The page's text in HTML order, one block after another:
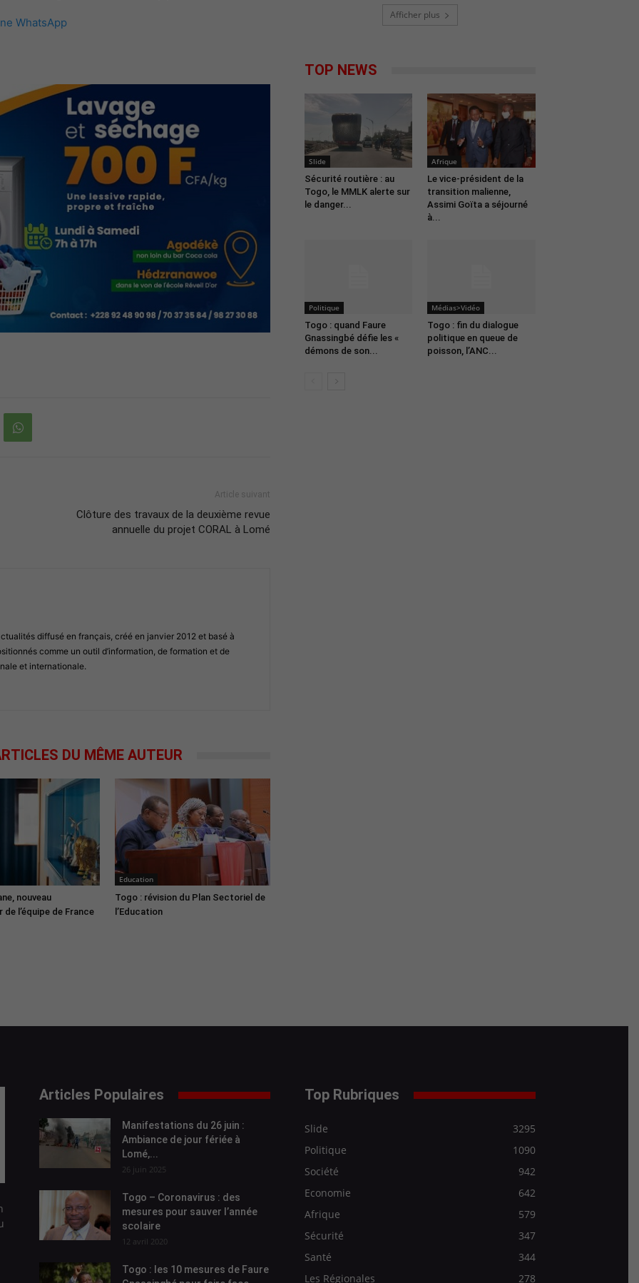
WhatsApp
Article suivant
Clôture des travaux de la deuxième revue
annuelle du projet CORAL à Lomé
diffusé en français, créé en janvier 2012 et basé à
comme un outil d’information, de formation et de
et internationale.
DU MÊME AUTEUR
nouveau
l’équipe de France
Education
Togo : révision du Plan Sectoriel de
l’Education
Afficher plus
TOP NEWS
Slide
Sécurité routière : au
Togo, le MMLK alerte sur
le danger...
Afrique
Le vice-président de la
transition malienne,
Assimi Goïta a séjourné
à...
Politique
Togo : quand Faure
Gnassingbé défie les «
démons de son...
Médias>Vidéo
Togo : fin du dialogue
politique en queue de
poisson, l’ANC...
Articles Populaires
Manifestations du 26 juin :
Ambiance de jour fériée à
Lomé,...
26 juin 2025
Togo – Coronavirus : des
mesures pour sauver l’année
scolaire
12 avril 2020
Togo : les 10 mesures de Faure
Top Rubriques
Slide
3295
Politique
1090
Société
942
Economie
642
Afrique
579
Sécurité
347
Santé
344
Les Régionales
278